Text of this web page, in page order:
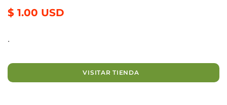
$ 1.00 USD
.
VISITAR TIENDA